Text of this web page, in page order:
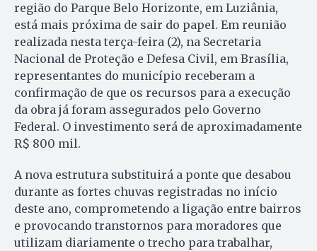
região do Parque Belo Horizonte, em Luziânia,
está mais próxima de sair do papel. Em reunião
realizada nesta terça-feira (2), na Secretaria
Nacional de Proteção e Defesa Civil, em Brasília,
representantes do município receberam a
confirmação de que os recursos para a execução
da obra já foram assegurados pelo Governo
Federal. O investimento será de aproximadamente
R$ 800 mil.
A nova estrutura substituirá a ponte que desabou
durante as fortes chuvas registradas no início
deste ano, comprometendo a ligação entre bairros
e provocando transtornos para moradores que
utilizam diariamente o trecho para trabalhar,